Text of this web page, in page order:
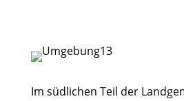
Im südlichen Teil der